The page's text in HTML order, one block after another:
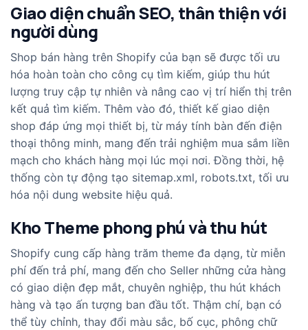
Giao diện chuẩn SEO, thân thiện với
người dùng
Shop bán hàng trên Shopify của bạn sẽ được tối ưu
hóa hoàn toàn cho công cụ tìm kiếm, giúp thu hút
lượng truy cập tự nhiên và nâng cao vị trí hiển thị trên
kết quả tìm kiếm. Thêm vào đó, thiết kế giao diện
shop đáp ứng mọi thiết bị, từ máy tính bàn đến điện
thoại thông minh, mang đến trải nghiệm mua sắm liền
mạch cho khách hàng mọi lúc mọi nơi. Đồng thời, hệ
thống còn tự động tạo sitemap.xml, robots.txt, tối ưu
hóa nội dung website hiệu quả.
Kho Theme phong phú và thu hút
Shopify cung cấp hàng trăm theme đa dạng, từ miễn
phí đến trả phí, mang đến cho Seller những cửa hàng
có giao diện đẹp mắt, chuyên nghiệp, thu hút khách
hàng và tạo ấn tượng ban đầu tốt. Thậm chí, bạn có
thể tùy chỉnh, thay đổi màu sắc, bố cục, phông chữ